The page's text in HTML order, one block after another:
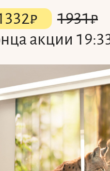
₽ 1931₽
акции